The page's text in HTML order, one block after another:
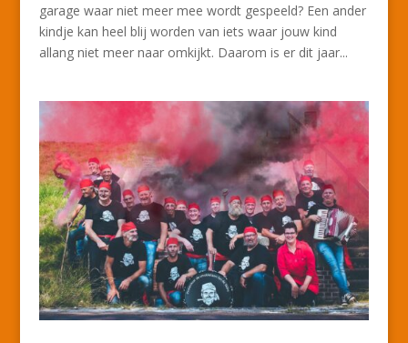
garage waar niet meer mee wordt gespeeld? Een ander
kindje kan heel blij worden van iets waar jouw kind
allang niet meer naar omkijkt. Daarom is er dit jaar...